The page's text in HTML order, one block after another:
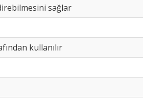
sağlar
kullanılır